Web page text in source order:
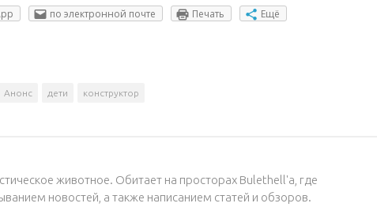
по электронной почте Печать Ещё
Анонс дети конструктор
животное. Обитает на просторах Bulethell'a, где
новостей, а также написанием статей и обзоров.